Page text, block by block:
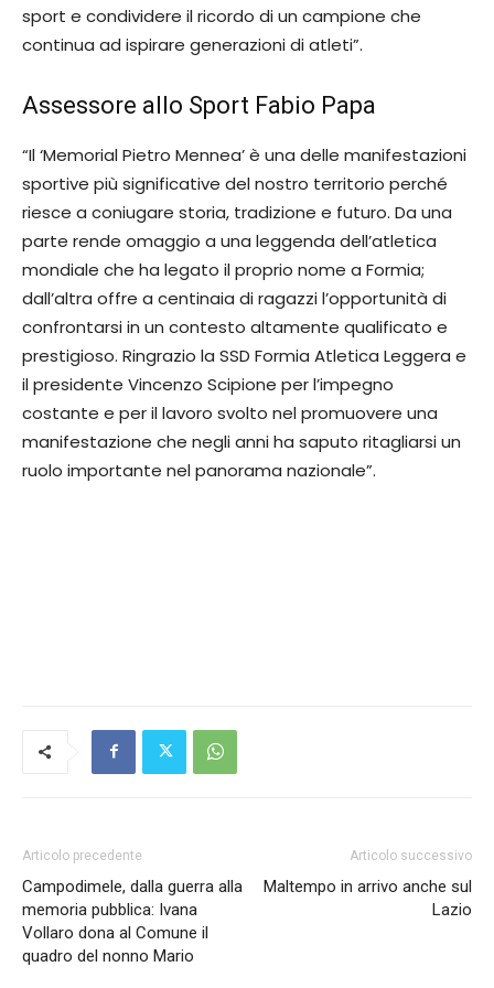
sport e condividere il ricordo di un campione che
continua ad ispirare generazioni di atleti”.
Assessore allo Sport Fabio Papa
“Il ‘Memorial Pietro Mennea’ è una delle manifestazioni
sportive più significative del nostro territorio perché
riesce a coniugare storia, tradizione e futuro. Da una
parte rende omaggio a una leggenda dell’atletica
mondiale che ha legato il proprio nome a Formia;
dall’altra offre a centinaia di ragazzi l’opportunità di
confrontarsi in un contesto altamente qualificato e
prestigioso. Ringrazio la SSD Formia Atletica Leggera e
il presidente Vincenzo Scipione per l’impegno
costante e per il lavoro svolto nel promuovere una
manifestazione che negli anni ha saputo ritagliarsi un
ruolo importante nel panorama nazionale”.
Articolo precedente
Campodimele, dalla guerra alla
memoria pubblica: Ivana
Vollaro dona al Comune il
quadro del nonno Mario
Articolo successivo
Maltempo in arrivo anche sul
Lazio